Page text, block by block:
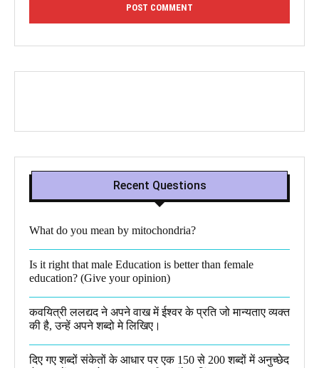
Recent Questions
What do you mean by mitochondria?​
Is it right that male Education is better than female
education? (Give your opinion)
कवयित्री ललद्यद ने अपने वाख में ईश्वर के प्रति जो मान्यताए व्यक्त
की है, उन्हें अपने शब्दो मे लिखिए।
दिए गए शब्दों संकेतों के आधार पर एक 150 से 200 शब्दों में अनुच्छेद